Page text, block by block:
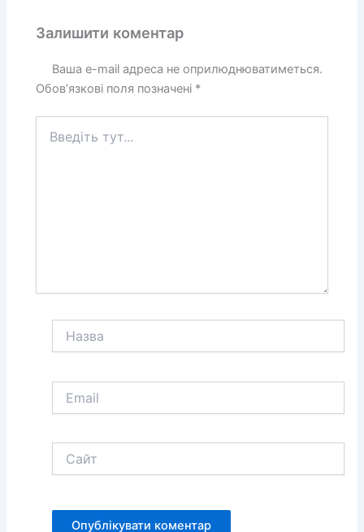
Залишити коментар
Ваша e-mail адреса не оприлюднюватиметься.
Обов’язкові поля позначені *
тут...